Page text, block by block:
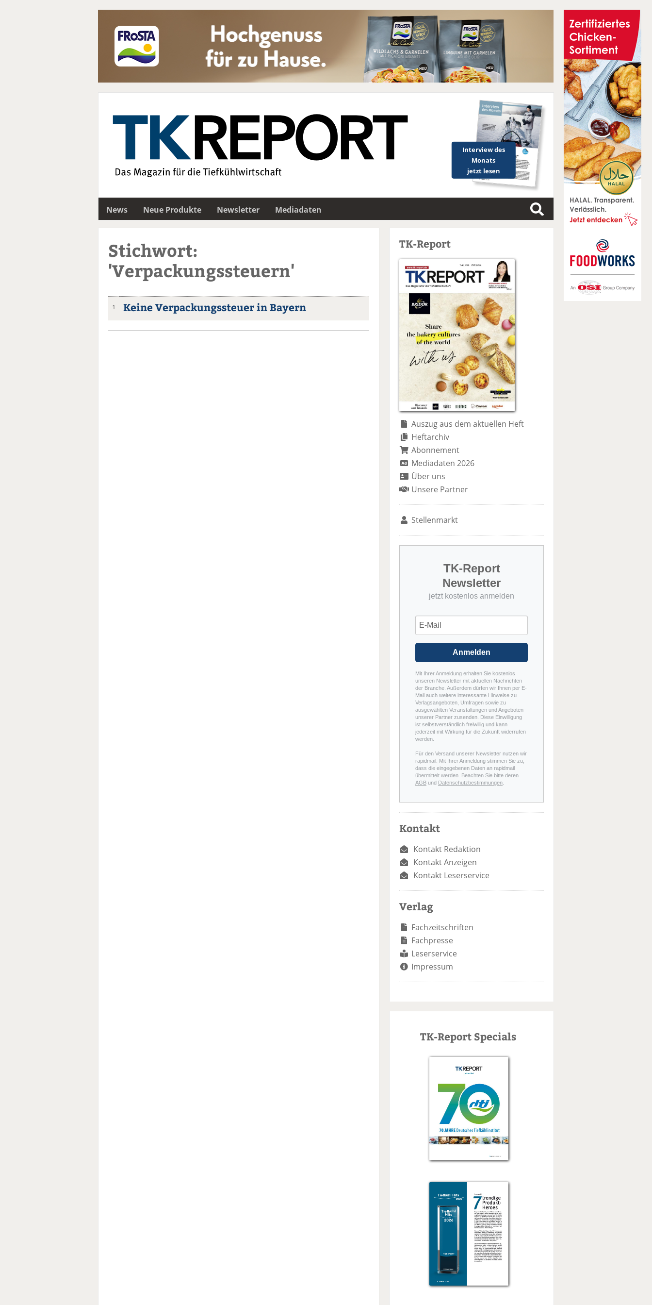
Interview des
Monats
jetzt lesen
News Neue Produkte Newsletter
Mediadaten
S
u
Stichwort:
'Verpackungssteuern'
1 Keine Verpackungssteuer in Bayern
TK-Report
Auszug aus dem aktuellen Heft
Heftarchiv
Abonnement
Mediadaten 2026
Über uns
Unsere Partner
Stellenmarkt
TK-Report
Newsletter
jetzt kostenlos anmelden
Anmelden
Mit Ihrer Anmeldung erhalten Sie kostenlos
unseren Newsletter mit aktuellen Nachrichten
der Branche. Außerdem dürfen wir Ihnen per E-
Mail auch weitere interessante Hinweise zu
Verlagsangeboten, Umfragen sowie zu
ausgewählten Veranstaltungen und Angeboten
unserer Partner zusenden. Diese Einwilligung
ist selbstverständlich freiwillig und kann
jederzeit mit Wirkung für die Zukunft widerrufen
werden.
Für den Versand unserer Newsletter nutzen wir
rapidmail. Mit Ihrer Anmeldung stimmen Sie zu,
dass die eingegebenen Daten an rapidmail
übermittelt werden. Beachten Sie bitte deren
AGB und Datenschutzbestimmungen
Kontakt
Kontakt Redaktion
Kontakt Anzeigen
Kontakt Leserservice
Verlag
Fachzeitschriften
Fachpresse
Leserservice
Impressum
TK-Report Specials